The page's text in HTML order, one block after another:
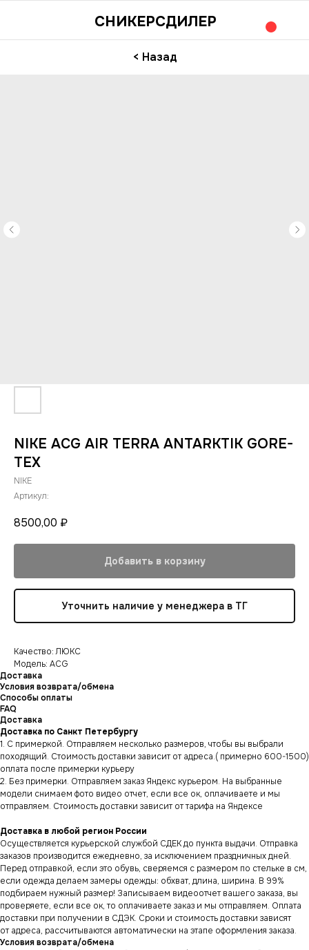
СНИКЕРСДИЛЕР
< Назад
NIKE ACG AIR TERRA ANTARKTIK GORE-
TEX
NIKE
Артикул:
8500,00 ₽
Добавить в корзину
Уточнить наличие у менеджера в ТГ
Качество: ЛЮКС
Модель: ACG
Доставка
Условия возврата/обмена
Способы оплаты
FAQ
Доставка
Доставка по Санкт Петербургу
1. С примеркой. Отправляем несколько размеров, чтобы вы выбрали
походящий. Стоимость доставки зависит от адреса.( примерно 600-1500)
оплата после примерки курьеру
2. Без примерки. Отправляем заказ Яндекс курьером. На выбранные
модели снимаем фото видео отчет, если все ок, оплачиваете и мы
отправляем. Стоимость доставки зависит от тарифа на Яндексе
Доставка в любой регион России
Осуществляется курьерской службой СДЕК до пункта выдачи. Отправка
заказов производится ежедневно, за исключением праздничных дней.
Перед отправкой, если это обувь, сверяемся с размером по стельке в см,
если одежда делаем замеры одежды: обхват, длина, ширина. В 99%
подбираем нужный размер! Записываем видеоотчет вашего заказа, вы
проверяете, если все ок, то оплачиваете заказ и мы отправляем. Оплата
доставки при получении в СДЭК. Сроки и стоимость доставки зависят
от адреса, рассчитываются автоматически на этапе оформления заказа.
Условия возврата/обмена